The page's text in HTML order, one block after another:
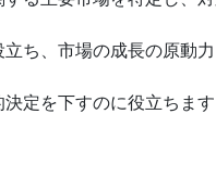
ち、市場の成長の原動
定を下すのに役立ちます